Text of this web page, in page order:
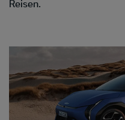
Reisen.